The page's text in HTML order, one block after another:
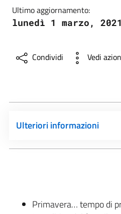
Ultimo aggiornamento:
lunedì 1 marzo, 2021
Condividi Vedi
Ulteriori informazioni
Primavera… tempo di